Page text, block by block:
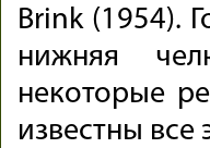
Brink (1954).
нижняя
некоторые
известны все